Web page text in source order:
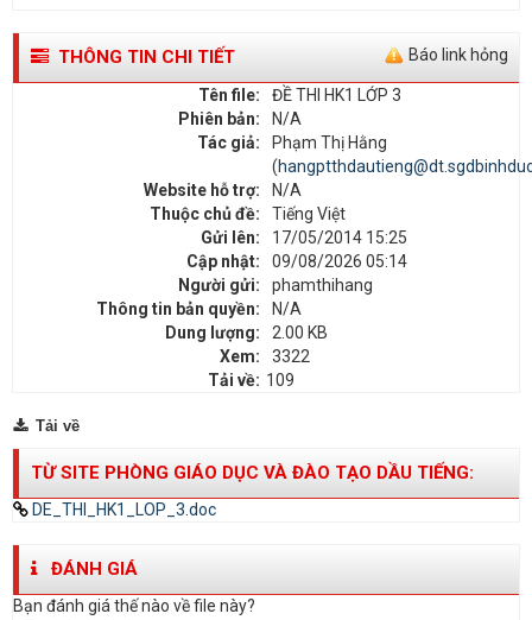
Báo link hỏng
THÔNG TIN CHI TIẾT
Tên file:
ĐỀ THI HK1 LỚP 3
Phiên bản:
N/A
Tác giả:
Phạm Thị Hằng
(
Website hỗ trợ:
N/A
Thuộc chủ đề:
Tiếng Việt
Gửi lên:
17/05/2014 15:25
Cập nhật:
09/08/2026 05:14
Người gửi:
phamthihang
Thông tin bản quyền:
N/A
Dung lượng:
2.00 KB
Xem:
3322
Tải về: 109
Tải về
TỪ SITE PHÒNG GIÁO DỤC VÀ ĐÀO TẠO DẦU TIẾNG:
DE_THI_HK1_LOP_3.doc
ĐÁNH GIÁ
Bạn đánh giá thế nào về file này?